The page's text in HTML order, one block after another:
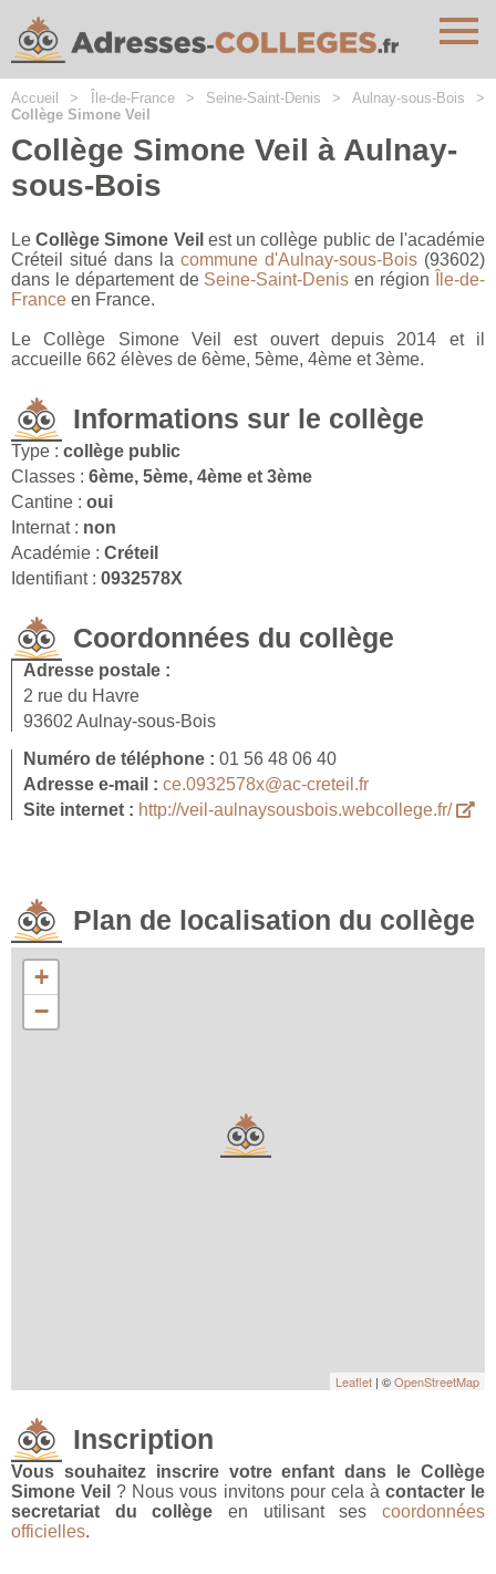
Accueil > Île-de-France> Seine-Saint-Denis > Aulnay-sous-Bois >
Collège Simone Veil
Collège Simone Veil à Aulnay-
sous-Bois
LeCollège Simone Veil est un collège public de l'académie
Créteil situé dans la commune d'Aulnay-sous-Bois (93602)
dans le département de Seine-Saint-Denis en région
Île-de-
France en France.
Le Collège Simone Veil est ouvert depuis 2014 et il
accueille 662 élèves de 6ème, 5ème, 4ème et 3ème.
Informations sur le collège
Type : collège public
Classes : 6ème, 5ème, 4ème et 3ème
Cantine : oui
Internat : non
Académie : Créteil
Identifiant : 0932578X
Coordonnées du collège
Adresse postale :
2 rue du Havre
93602 Aulnay-sous-Bois
Numéro de téléphone : 01 56 48 06 40
Adresse e-mail : ce.0932578x@ac-creteil.fr
Site internet : http://veil-aulnaysousbois.webcollege.fr/
Plan de localisation du collège
+
−
Leaflet | ©OpenStreetMap
Inscription
Vous souhaitez inscrire votre enfant dans le Collège
Simone Veil ? Nous vous invitons pour cela à contacter le
secretariat du collège en utilisant sescoordonnées
officielles.